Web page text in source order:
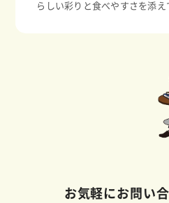
らしい彩りと食べやすさを添え
お気軽にお問い